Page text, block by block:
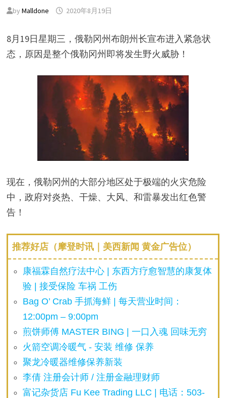
by Malldone 2020年8月19日
8月19日星期三，俄勒冈州布朗州长宣布进入紧急状
态，原因是整个俄勒冈州即将发生野火威胁！
现在，俄勒冈州的大部分地区处于极端的火灾危险
中，政府对炎热、干燥、大风、和雷暴发出红色警
告！
推荐好店（摩登时讯｜美西新闻 黄金广告位）
康福霖自然疗法中心 | 东西方疗愈智慧的康复体
验 | 接受保险 车祸 工伤
Bag O’ Crab 手抓海鲜 | 每天营业时间：
12:00pm – 9:00pm
煎饼师傅 MASTER BING | 一口入魂 回味无穷
火箭空调冷暖气 - 安装 维修 保养
聚龙冷暖器维修保养新装
李倩 注册会计师 / 注册金融理财师
富记杂货店 Fu Kee Trading LLC | 电话：503-